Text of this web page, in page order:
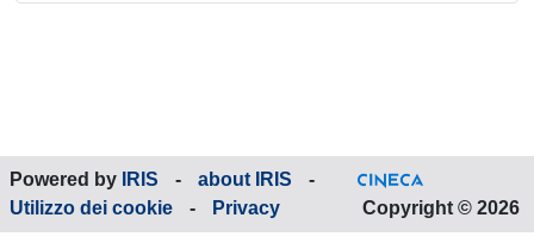
Powered by IRIS - about IRIS
-
Utilizzo dei cookie
- Privacy Copyright © 2026